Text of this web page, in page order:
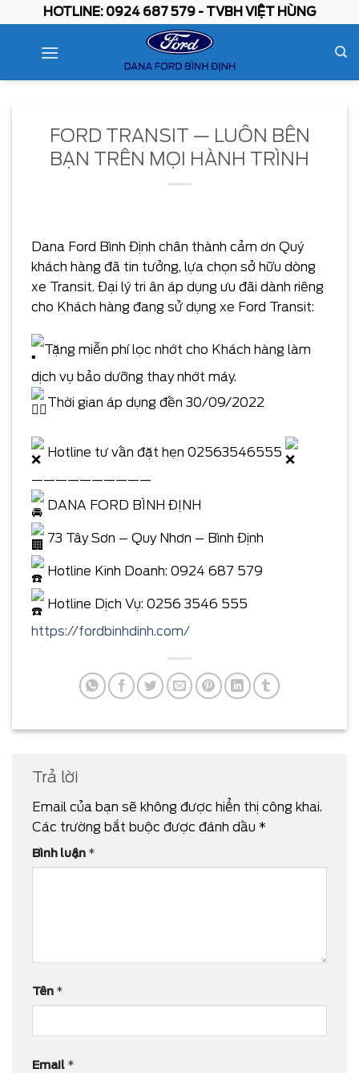
to
content
HOTLINE: 0924 687 579 - TVBH VIỆT HÙNG
FORD TRANSIT — LUÔN BÊN
BẠN TRÊN MỌI HÀNH TRÌNH
Dana Ford Bình Định chân thành cảm ơn Quý
khách hàng đã tin tưởng, lựa chọn sở hữu dòng
xe Transit. Đại lý tri ân áp dụng ưu đãi dành riêng
cho Khách hàng đang sử dụng xe Ford Transit:
Tặng miễn phí lọc nhớt cho Khách hàng làm
dịch vụ bảo dưỡng thay nhớt máy.
Thời gian áp dụng đến 30/09/2022
Hotline tư vấn đặt hẹn 02563546555
——————————
DANA FORD BÌNH ĐỊNH
73 Tây Sơn – Quy Nhơn – Bình Định
Hotline Kinh Doanh: 0924 687 579
Hotline Dịch Vụ: 0256 3546 555
https://fordbinhdinh.com/
Trả lời
Email của bạn sẽ không được hiển thị công khai.
Các trường bắt buộc được đánh dấu *
Bình luận *
Tên *
Email *